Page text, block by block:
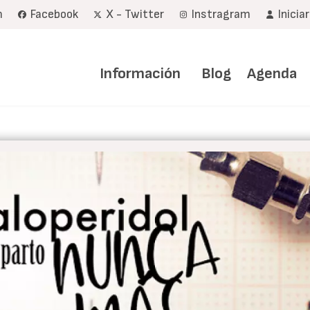
Facebook X - Twitter Instragram
Información Blog Agenda